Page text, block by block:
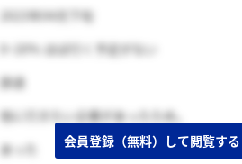
2023年04月下旬
0~20% ほぼ行く予定がない
辞退
他に行きたい企業があったため。
あった 会員登録（無料）して閲覧する